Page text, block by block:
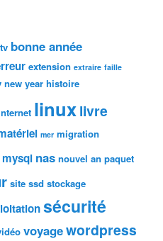
bonne année
extension extraire faille
new year histoire
linuxlivre
mer migration
mysql nas nouvel an paquet
site ssd stockage
sécurité
voyagewordpress